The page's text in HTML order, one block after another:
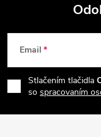
Z
á
p
Email
Stlačením tlačidla
so spracovaním